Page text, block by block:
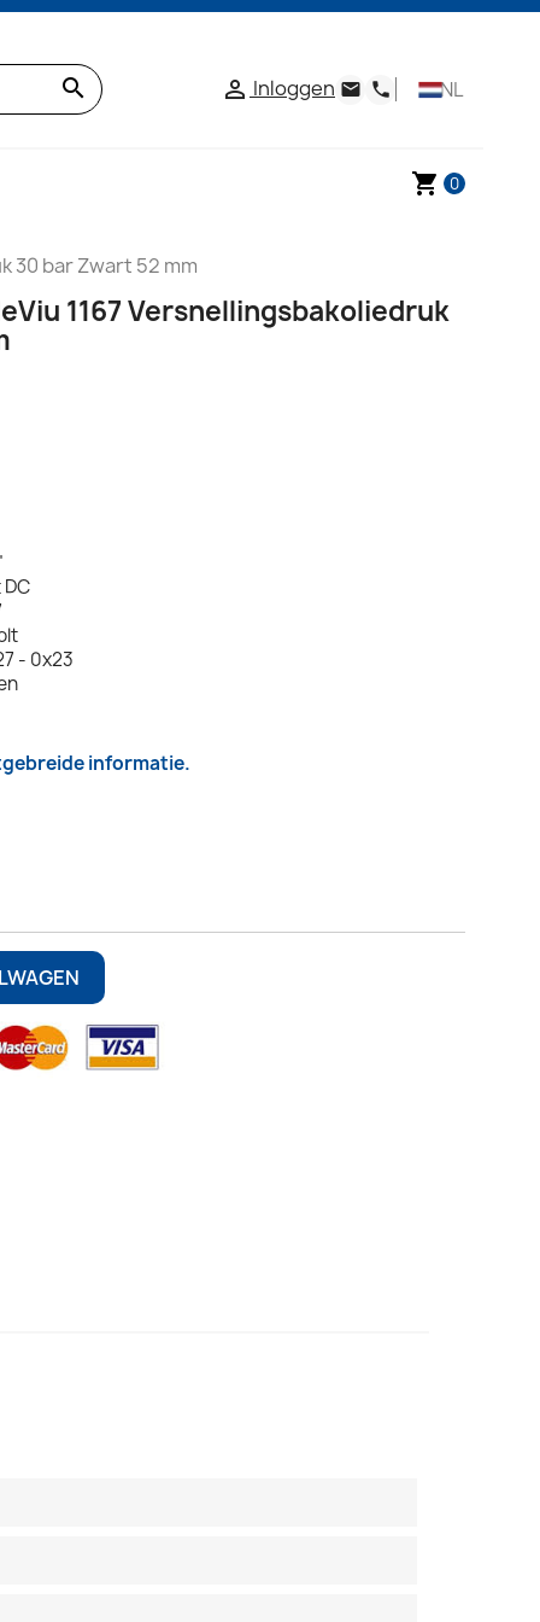
search  Inloggen email phone NL
shopping_cart 0
30 bar Zwart 52 mm
1167 Versnellingsbakoliedruk
- 0x23
informatie.